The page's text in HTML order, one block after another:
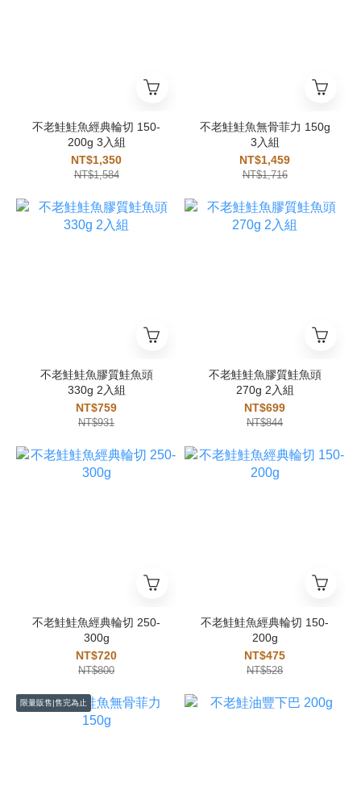
不老鮭鮭魚經典輪切 150-
200g 3入組
NT$1,350
NT$1,584
不老鮭鮭魚無骨菲力 150g
3入組
NT$1,459
NT$1,716
不老鮭鮭魚膠質鮭魚頭
330g 2入組
NT$759
NT$931
不老鮭鮭魚膠質鮭魚頭
270g 2入組
NT$699
NT$844
不老鮭鮭魚經典輪切 250-
300g
NT$720
NT$800
不老鮭鮭魚經典輪切 150-
200g
NT$475
NT$528
限量販售|售完為止